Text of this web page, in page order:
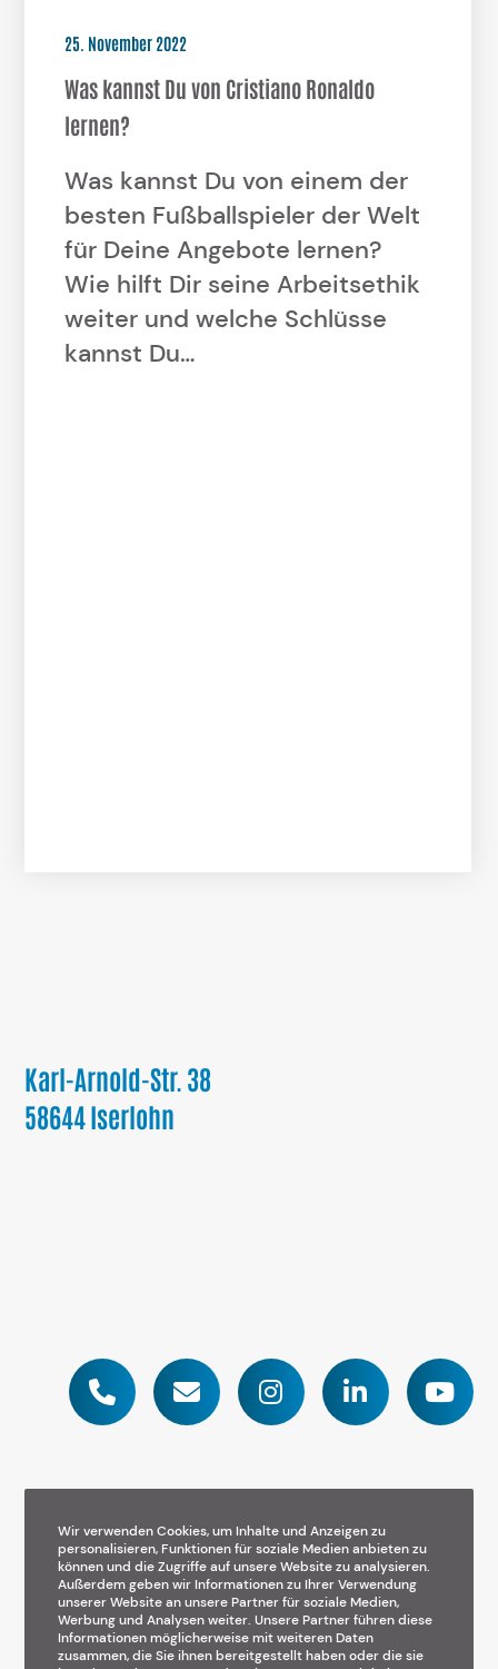
25. November 2022
Was kannst Du von Cristiano Ronaldo
lernen?
Was kannst Du von einem der
besten Fußballspieler der Welt
für Deine Angebote lernen?
Wie hilft Dir seine Arbeitsethik
weiter und welche Schlüsse
kannst Du…
Karl-Arnold-Str. 38
58644 Iserlohn
A YWYC.CO Performance
Impressum Datenschutz
Wir verwenden Cookies, um Inhalte und Anzeigen zu
personalisieren, Funktionen für soziale Medien anbieten zu
können und die Zugriffe auf unsere Website zu analysieren.
Außerdem geben wir Informationen zu Ihrer Verwendung
unserer Website an unsere Partner für soziale Medien,
Werbung und Analysen weiter. Unsere Partner führen diese
Informationen möglicherweise mit weiteren Daten
zusammen, die Sie ihnen bereitgestellt haben oder die sie